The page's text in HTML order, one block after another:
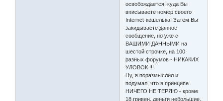
освобождается, куда Вы
вписываете номер своего
Internet-кошелька. Затем Вы
закидываете данное
сообщение, но уже с
ВАШИМИ ДАННЫМИ на
шестой строчке, на 100
разных форумов - НИКАКИХ
УЛОВОК !!!
Ну, я поразмыслил и
подумал, что в принципе
НИЧЕГО НЕ ТЕРЯЮ - кроме
18 гривен, деньги небольшие,